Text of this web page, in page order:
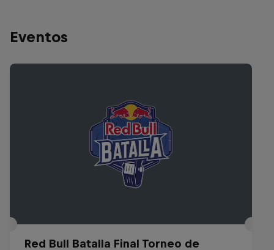
Eventos
Red Bull Batalla Final Torneo de